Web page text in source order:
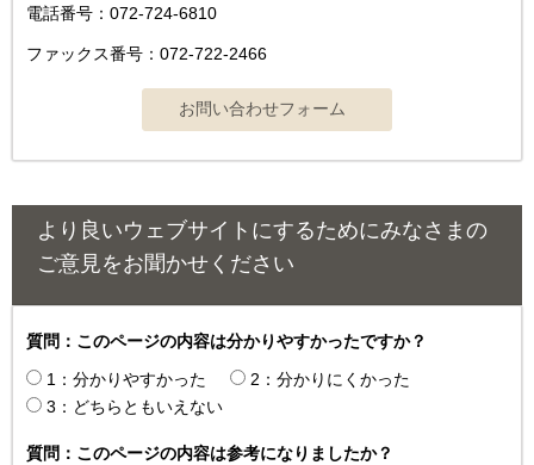
電話番号：072-724-6810
ファックス番号：072-722-2466
より良いウェブサイトにするためにみなさまの
ご意見をお聞かせください
質問：このページの内容は分かりやすかったですか？
1：分かりやすかった
2：分かりにくかった
3：どちらともいえない
質問：このページの内容は参考になりましたか？